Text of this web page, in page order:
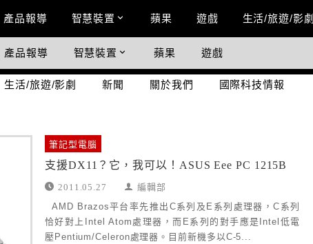
Main Menu
產品報導 智慧裝置 蘋果 遊戲 生活/旅遊/影劇
國際科技情報
產品報導 智慧裝置 蘋果 遊戲
生活/旅遊/影劇 新聞 關於我們 國際科技情報
筆記型電腦
支援DX11？它，我可以！ASUS Eee PC 1215B
2011.05.27 編輯部
AMD Brazos平台率先推出C系列及E系列處理器，C系列
恰好對上Intel Atom處理器，而E系列的對手應是Intel低電
壓Pentium/Celeron處理器。目前新機多以C-5...